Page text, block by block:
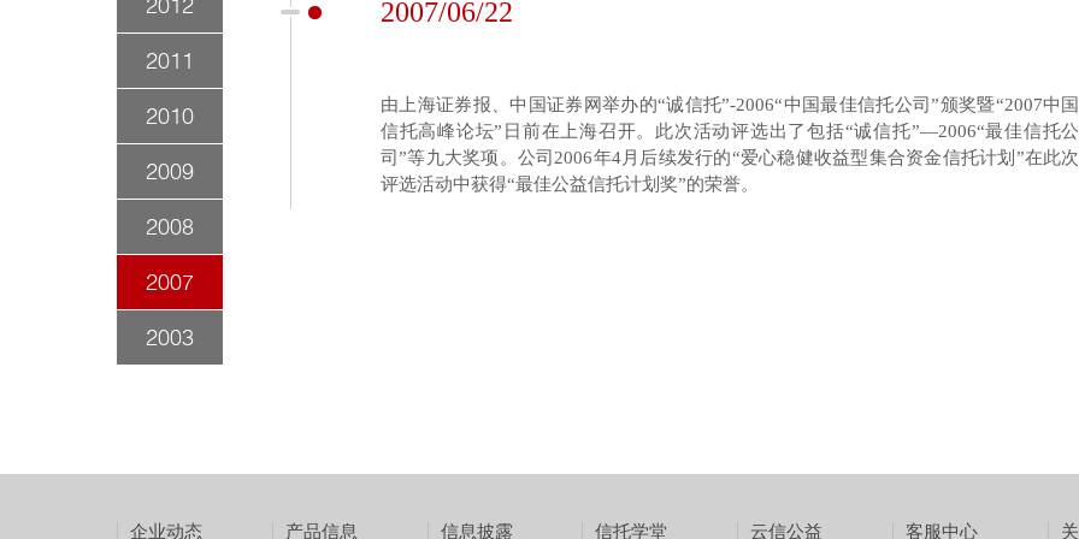
2011
2010
2009
2008
2007
2003
2007/06/22
由上海证券报、中国证券网举办的“诚信托”-2006“中国最佳信托公司”颁奖暨“2007中国
信托高峰论坛”日前在上海召开。此次活动评选出了包括“诚信托”—2006“最佳信托公
司”等九大奖项。公司2006年4月后续发行的“爱心稳健收益型集合资金信托计划”在此次
评选活动中获得“最佳公益信托计划奖”的荣誉。
企业动态 产品信息 信息披露 信托学堂 云信公益 客服中心